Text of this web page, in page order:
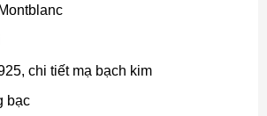
chi tiết mạ bạch kim
bạc